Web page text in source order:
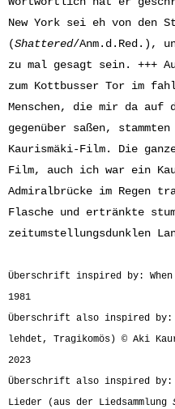
New York sei eh von den
(Shattered/Anm.d.Red.),
zu mal gesagt sein. +++
zum Kottbusser Tor im
Menschen, die mir da auf
gegenüber saßen,
Kaurismäki-Film. Die
Film, auch ich war ein
Admiralbrücke im Regen
Flasche und ertränkte
zeitumstellungsdunklen
Überschrift inspired by:
1981
Überschrift also inspired
lehdet, Tragikomös) © Aki
2023
Überschrift also inspired by:
Lieder (aus der Liedsammlung